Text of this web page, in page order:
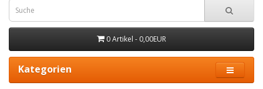
0 Artikel - 0,00EUR
Kategorien